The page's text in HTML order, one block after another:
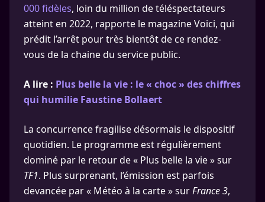
000 fidèles, loin du million de téléspectateurs
atteint en 2022, rapporte le magazine Voici, qui
prédit l’arrêt pour très bientôt de ce rendez-
vous de la chaine du service public.
A lire : Plus belle la vie : le « choc » des chiffres
qui humilie Faustine Bollaert
La concurrence fragilise désormais le dispositif
quotidien. Le programme est régulièrement
dominé par le retour de « Plus belle la vie » sur
TF1. Plus surprenant, l’émission est parfois
devancée par « Météo à la carte » surFrance 3,